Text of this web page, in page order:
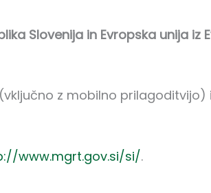
Slovenija in Evropska unija
z mobilno
www.mgrt.gov.si/si/.